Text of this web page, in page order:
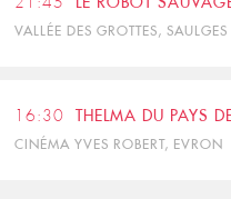
VALLÉE DES GROTTES, SAULGES
16:30 THELMA DU PAYS
CINÉMA YVES ROBERT, EVRON